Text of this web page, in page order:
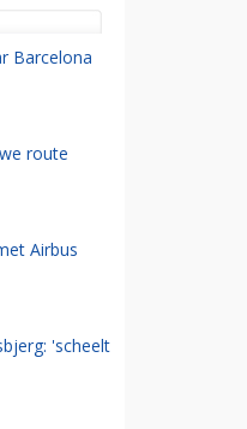
Barcelona
route
Airbus
'scheelt